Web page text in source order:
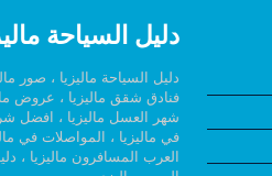
دليل السياحة
دليل السياحة ماليزيا ، صور
فنادق شقق ماليزيا ، عروض
شهر العسل ماليزيا ، افضل
في ماليزيا ، المواصلات في
العرب المسافرون ماليزيا ،